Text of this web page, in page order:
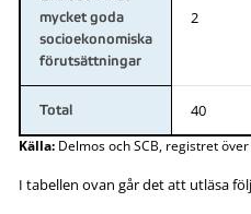
mycket goda
socioekonomiska
förutsättningar
2
Total 40
Källa:Delmos och SCB, registret
I tabellen ovan går det att utläsa